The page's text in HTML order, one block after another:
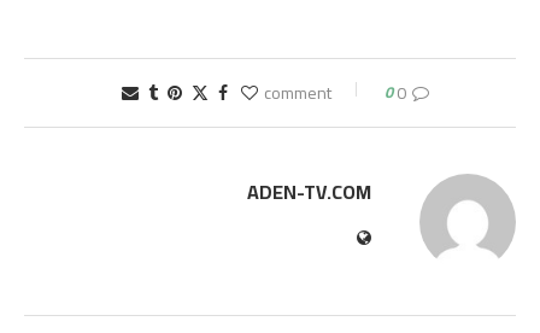
0 comment
0
ADEN-TV.COM